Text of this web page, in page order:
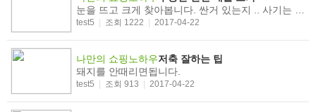
test5 조회 1222 2017-04-22
나만의 쇼핑노하우저축 잘하는 팁
돼지를 안때리면됩니다.
test5 조회 913 2017-04-22